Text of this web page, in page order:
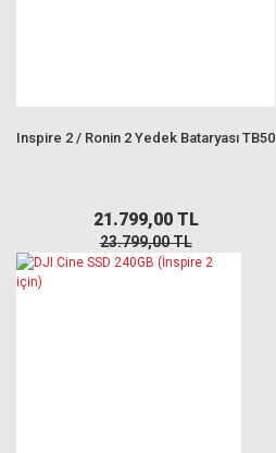
Inspire 2 / Ronin 2 Yedek Bataryası TB50
21.799,00 TL
23.799,00 TL